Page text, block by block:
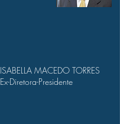
ISABELLA MACEDO TORRES
Ex-Diretora-Presidente